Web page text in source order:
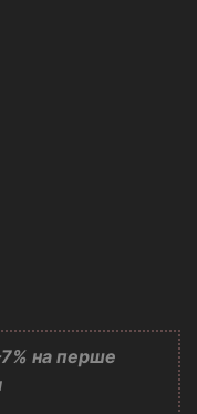
на перше